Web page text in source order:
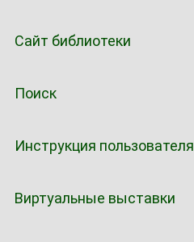
Сайт библиотеки
Поиск
Инструкция пользователя
Виртуальные выставки